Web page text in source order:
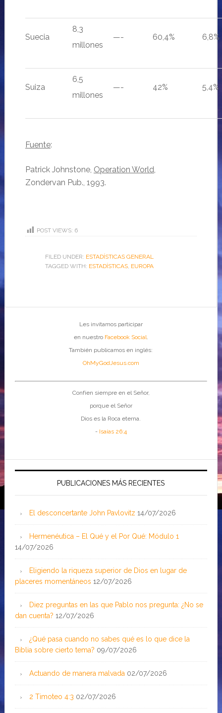
Suecia
8,3
millones
—- 60,4% 6,8%
Suiza
6,5
millones
—- 42% 5,4%
Fuente:
Patrick Johnstone, Operation World,
Zondervan Pub., 1993.
POST VIEWS: 6
FILED UNDER: ESTADÍSTICAS GENERAL
TAGGED WITH: ESTADÍSTICAS, EUROPA
Les invitamos participar
en nuestro Facebook Social.
También publicamos en inglés:
OhMyGodJesus.com
Confíen siempre en el Señor,
porque el Señor
Dios es la Roca eterna.
- Isaías 26:4
PUBLICACIONES MÁS RECIENTES
El desconcertante John Pavlovitz 14/07/2026
Hermenéutica – El Qué y el Por Qué: Módulo 1
14/07/2026
Eligiendo la riqueza superior de Dios en lugar de
placeres momentáneos 12/07/2026
Diez preguntas en las que Pablo nos pregunta: ¿No se
dan cuenta? 12/07/2026
¿Qué pasa cuando no sabes qué es lo que dice la
Biblia sobre cierto tema? 09/07/2026
Actuando de manera malvada 02/07/2026
2 Timoteo 4:3 02/07/2026